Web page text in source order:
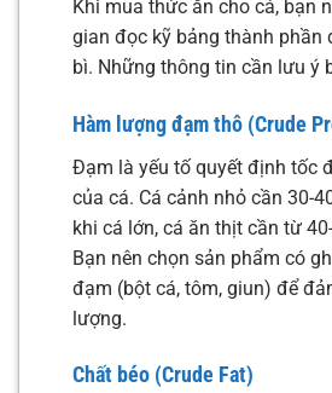
Khi mua thức ăn cho cá, bạn
gian đọc kỹ bảng thành phần
bì. Những thông tin cần lưu ý
Hàm lượng đạm thô (Crude
Đạm là yếu tố quyết định tốc
của cá. Cá cảnh nhỏ cần 30-
khi cá lớn, cá ăn thịt cần từ
Bạn nên chọn sản phẩm có
đạm (bột cá, tôm, giun) để
lượng.
Chất béo (Crude Fat)